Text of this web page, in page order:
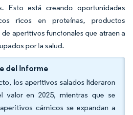
Esto está creando oportunidades
ricos en proteínas, productos
aperitivos funcionales que atraen a
por la salud.
del Informe
los aperitivos salados lideraron
valor en 2025, mientras que se
cárnicos se expandan a